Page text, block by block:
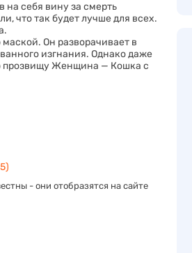
на себя вину за смерть
что так будет лучше для всех.
Он разворачивает в
изгнания. Однако даже
прозвищу Женщина — Кошка с
- они отобразятся на сайте